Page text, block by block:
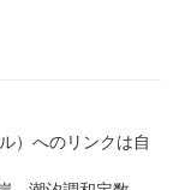
へのリンクは自